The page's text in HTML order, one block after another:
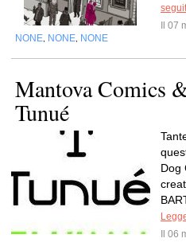
Il 07
NONE NONE NONE
Mantova Comics
Tunué
Dog
Il 06